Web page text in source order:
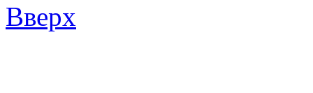
Вверх